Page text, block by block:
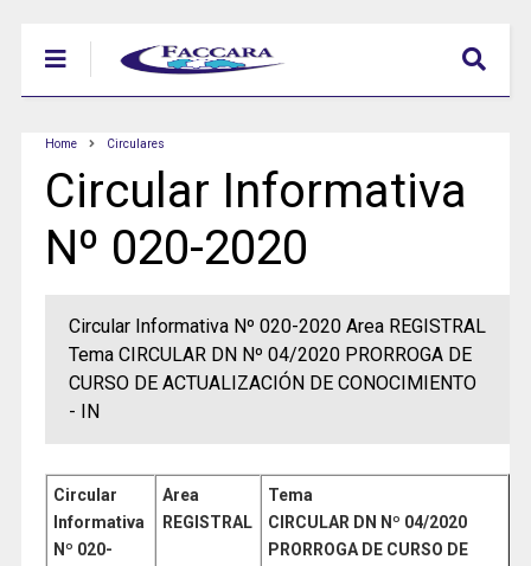
Home Circulares
Circular Informativa
Nº 020-2020
Circular Informativa Nº 020-2020 Area REGISTRAL
Tema CIRCULAR DN Nº 04/2020 PRORROGA DE
CURSO DE ACTUALIZACIÓN DE CONOCIMIENTO
- IN
Circular
Informativa
Nº 020-
Area
REGISTRAL
Tema
CIRCULAR DN Nº 04/2020
PRORROGA DE CURSO DE